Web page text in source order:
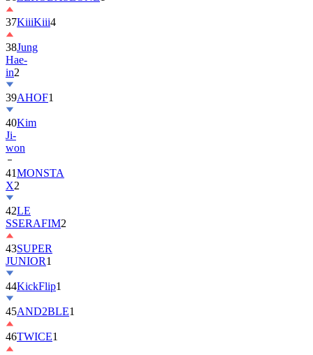
37KiiiKiii4
38Jung
Hae-
in2
39AHOF1
40Kim
Ji-
won
41MONSTA
X2
42LE
SSERAFIM2
43SUPER
JUNIOR1
44KickFlip1
45AND2BLE1
46TWICE1